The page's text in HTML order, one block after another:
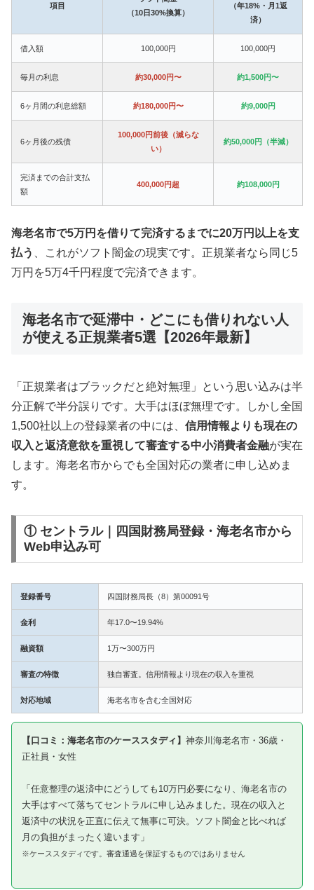
項目
（10日30%換算）
（年18%・月1返
済）
借入額 100,000円 100,000円
毎月の利息 約30,000円〜 約1,500円〜
6ヶ月間の利息総額 約180,000円〜 約9,000円
6ヶ月後の残債
100,000円前後（減らな
い）
約50,000円（半減）
完済までの合計支払
額
400,000円超 約108,000円
海老名市で5万円を借りて完済するまでに20万円以上を支
払う
、これがソフト闇金の現実です。正規業者なら同じ5
万円を5万4千円程度で完済できます。
海老名市で延滞中・どこにも借りれない人
が使える正規業者5選【2026年最新】
「正規業者はブラックだと絶対無理」という思い込みは半
分正解で半分誤りです。大手はほぼ無理です。しかし全国
1,500社以上の登録業者の中には、 信用情報よりも現在の
収入と返済意欲を重視して審査する中小消費者金融が実在
します。海老名市からでも全国対応の業者に申し込めま
す。
① セントラル｜四国財務局登録・海老名市から
Web申込み可
登録番号 四国財務局長（8）第00091号
金利 年17.0〜19.94%
融資額 1万〜300万円
審査の特徴 独自審査。信用情報より現在の収入を重視
対応地域 海老名市を含む全国対応
【口コミ：海老名市のケーススタディ】 神奈川海老名市・36歳・
正社員・女性
「任意整理の返済中にどうしても10万円必要になり、海老名市の
大手はすべて落ちてセントラルに申し込みました。現在の収入と
返済中の状況を正直に伝えて無事に可決。ソフト闇金と比べれば
月の負担がまったく違います」
※ケーススタディです。審査通過を保証するものではありません